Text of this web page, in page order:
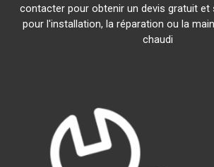
contacter pour obtenir un devis gratuit et
pour l'installation, la réparation ou la
chaudi